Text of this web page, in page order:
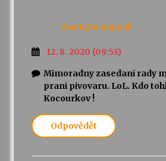
17. 7. 2026
Ozvěny prázdnin
14. 7. 2026
Za kulturou kousek za
odkaz Josefa Čapka
Anonym napsal:
12. 8. 2020 (09:53)
Mimoradny zasedani rady
prani pivovaru. LoL. Kdo
Kocourkov !
Odpovědět